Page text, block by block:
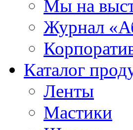
Мы на
Журнал
Каталог
Ленты
Мастики